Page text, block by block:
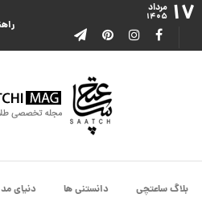
۱۷ مرداد
۱۴۰۵
بلاگ ساعتچی دانستنی ها دنیای مد
دنیای مد
گوشواره